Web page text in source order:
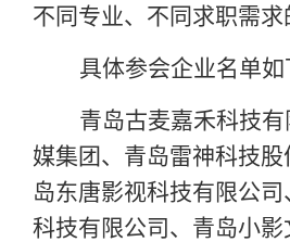
不同专业、不同求职需求
具体参会企业名单如
青岛古麦嘉禾科技
媒集团、青岛雷神科技
岛东唐影视科技有限公
科技有限公司、青岛小